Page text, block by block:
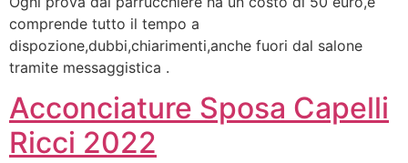
comprende tutto il tempo a
dispozione,dubbi,chiarimenti,anche fuori dal salone
tramite messaggistica .
Acconciature Sposa Capelli
Ricci 2022